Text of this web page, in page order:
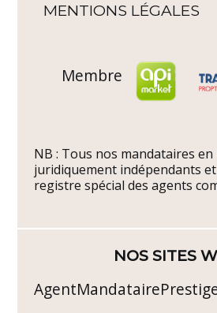
MENTIONS LÉGALES
Membre
NB : Tous nos mandataires
juridiquement indépendants
registre spécial des agents
NOS SITES